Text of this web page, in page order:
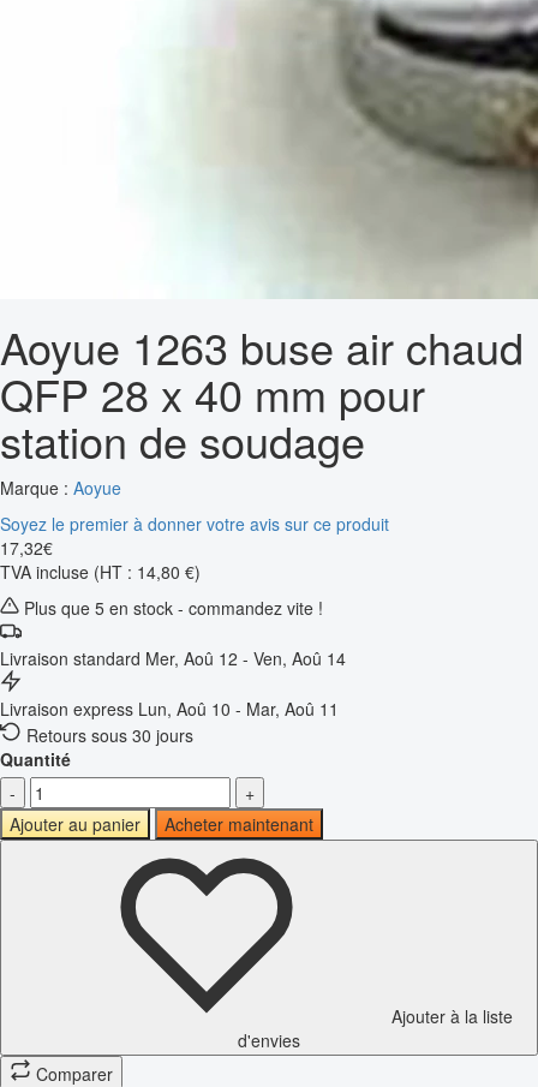
Aoyue 1263 buse air chaud
QFP 28 x 40 mm pour
station de soudage
Marque : Aoyue
Soyez le premier à donner votre avis sur ce produit
17,32€
TVA incluse (HT : 14,80 €)
Plus que 5 en stock - commandez vite !
Livraison standard Mer, Aoû 12 - Ven, Aoû 14
Livraison express Lun, Aoû 10 - Mar, Aoû 11
Retours sous 30 jours
Quantité
-
+
Ajouter au panier
Acheter maintenant
Ajouter à la liste
d'envies
Comparer